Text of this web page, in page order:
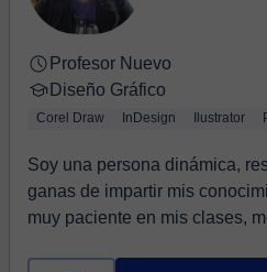
Profesor Nuevo
Diseño Gráfico
Corel Draw InDesign Ilustrator
Soy una persona dinámica,
ganas de impartir mis
muy paciente en mis clases,